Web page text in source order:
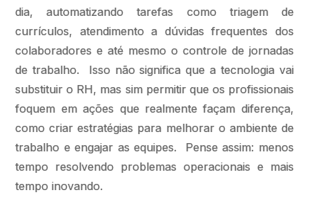
dia, automatizando tarefas como triagem de
currículos, atendimento a dúvidas frequentes dos
colaboradores e até mesmo o controle de jornadas
de trabalho. Isso não significa que a tecnologia vai
substituir o RH, mas sim permitir que os profissionais
foquem em ações que realmente façam diferença,
como criar estratégias para melhorar o ambiente de
trabalho e engajar as equipes. Pense assim: menos
tempo resolvendo problemas operacionais e mais
tempo inovando.